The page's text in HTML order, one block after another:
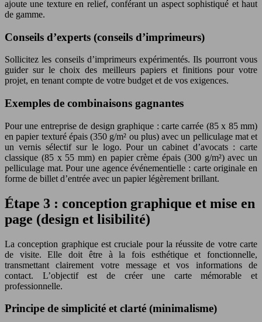
ajoute une texture en relief, conférant un aspect sophistiqué et haut
de gamme.
Conseils d’experts (conseils d’imprimeurs)
Sollicitez les conseils d’imprimeurs expérimentés. Ils pourront vous
guider sur le choix des meilleurs papiers et finitions pour votre
projet, en tenant compte de votre budget et de vos exigences.
Exemples de combinaisons gagnantes
Pour une entreprise de design graphique : carte carrée (85 x 85 mm)
en papier texturé épais (350 g/m² ou plus) avec un pelliculage mat et
un vernis sélectif sur le logo. Pour un cabinet d’avocats : carte
classique (85 x 55 mm) en papier crème épais (300 g/m²) avec un
pelliculage mat. Pour une agence événementielle : carte originale en
forme de billet d’entrée avec un papier légèrement brillant.
Étape 3 : conception graphique et mise en
page (design et lisibilité)
La conception graphique est cruciale pour la réussite de votre carte
de visite. Elle doit être à la fois esthétique et fonctionnelle,
transmettant clairement votre message et vos informations de
contact. L’objectif est de créer une carte mémorable et
professionnelle.
Principe de simplicité et clarté (minimalisme)